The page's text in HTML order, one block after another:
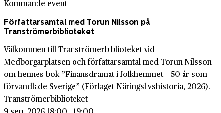
Kommande event
Författarsamtal med Torun Nilsson på
Tranströmerbiblioteket
Välkommen till Tranströmerbiblioteket vid
Medborgarplatsen och författarsamtal med Torun Nilsson
om hennes bok ”Finansdramat i folkhemmet – 50 år som
förvandlade Sverige” (Förlaget Näringslivshistoria, 2026).
Tranströmerbiblioteket